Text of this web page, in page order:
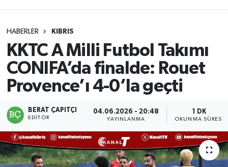
HABERLER KIBRIS
KKTC A Milli Futbol Takımı
CONIFA’da finalde: Rouet
Provence’ı 4-0’la geçti
BERAT ÇAPITÇI
EDITÖR
04.06.2026 - 20:48
YAYINLANMA
1 DK
OKUNMA SÜRESI